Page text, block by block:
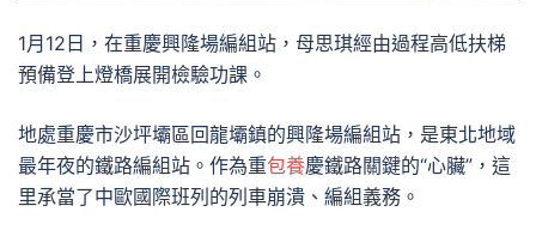
1月12日，在重慶興隆場編組站，母思琪經由過程高低扶梯
預備登上燈橋展開檢驗功課。
地處重慶市沙坪壩區回龍壩鎮的興隆場編組站，是東北地域
最年夜的鐵路編組站。作為重包養慶鐵路關鍵的“心臟”，這
里承當了中歐國際班列的列車崩潰、編組義務。